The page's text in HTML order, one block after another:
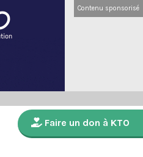
Contenu sponsorisé
Faire un don à KTO